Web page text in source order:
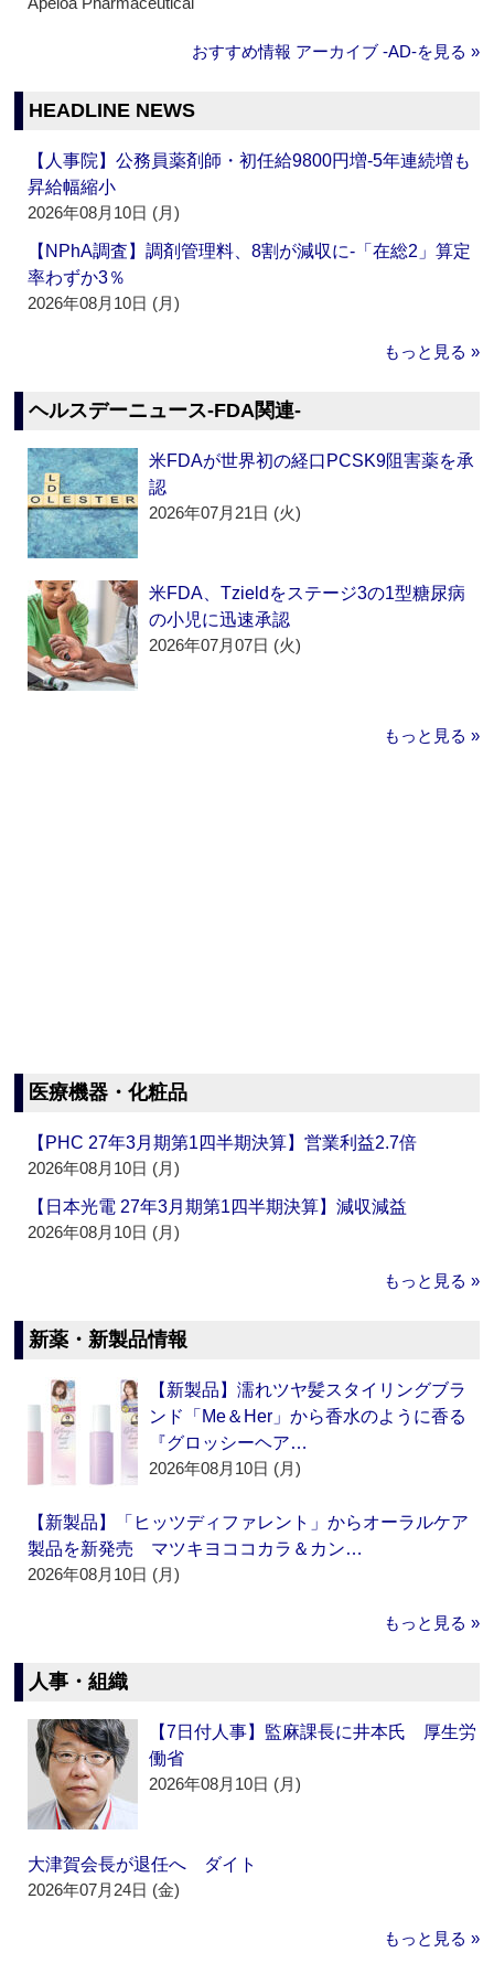
おすすめ情報 アーカイブ ‐AD‐を見る »
HEADLINE NEWS
【人事院】公務員薬剤師・初任給9800円増‐5年連続増も
昇給幅縮小
2026年08月10日 (月)
【NPhA調査】調剤管理料、8割が減収に‐「在総2」算定
率わずか3％
2026年08月10日 (月)
もっと見る »
ヘルスデーニュース‐FDA関連‐
米FDAが世界初の経口PCSK9阻害薬を承
認
2026年07月21日 (火)
米FDA、Tzieldをステージ3の1型糖尿病
の小児に迅速承認
2026年07月07日 (火)
もっと見る »
医療機器・化粧品
【PHC 27年3月期第1四半期決算】営業利益2.7倍
2026年08月10日 (月)
【日本光電 27年3月期第1四半期決算】減収減益
2026年08月10日 (月)
もっと見る »
新薬・新製品情報
【新製品】濡れツヤ髪スタイリングブラ
ンド「Me＆Her」から香水のように香る
『グロッシーヘア…
2026年08月10日 (月)
【新製品】「ヒッツディファレント」からオーラルケア
製品を新発売 マツキヨココカラ＆カン…
2026年08月10日 (月)
もっと見る »
人事・組織
【7日付人事】監麻課長に井本氏 厚生労
働省
2026年08月10日 (月)
大津賀会長が退任へ ダイト
2026年07月24日 (金)
もっと見る »